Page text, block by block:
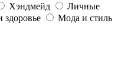
Хэндмейд
Личные
здоровье
Мода и стиль